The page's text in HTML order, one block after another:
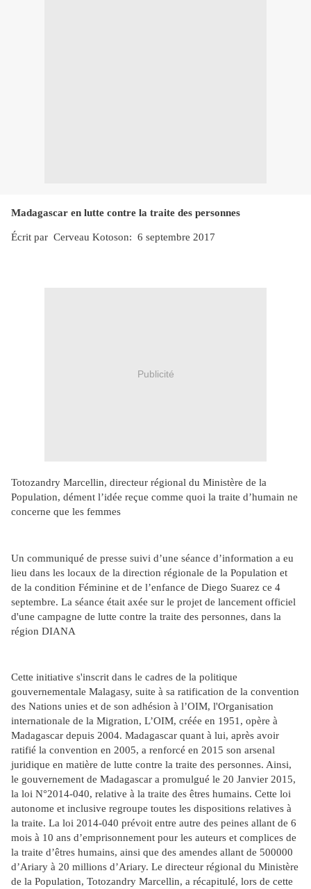
Madagascar en lutte contre la traite des personnes
Écrit par Cerveau Kotoson: 6 septembre 2017
Publicité
Totozandry Marcellin, directeur régional du Ministère de la
Population, dément l’idée reçue comme quoi la traite d’humain ne
concerne que les femmes
Un communiqué de presse suivi d’une séance d’information a eu
lieu dans les locaux de la direction régionale de la Population et
de la condition Féminine et de l’enfance de Diego Suarez ce 4
septembre. La séance était axée sur le projet de lancement officiel
d'une campagne de lutte contre la traite des personnes, dans la
région DIANA
Cette initiative s'inscrit dans le cadres de la politique
gouvernementale Malagasy, suite à sa ratification de la convention
des Nations unies et de son adhésion à l’OIM, l'Organisation
internationale de la Migration, L’OIM, créée en 1951, opère à
Madagascar depuis 2004. Madagascar quant à lui, après avoir
ratifié la convention en 2005, a renforcé en 2015 son arsenal
juridique en matière de lutte contre la traite des personnes. Ainsi,
le gouvernement de Madagascar a promulgué le 20 Janvier 2015,
la loi N°2014-040, relative à la traite des êtres humains. Cette loi
autonome et inclusive regroupe toutes les dispositions relatives à
la traite. La loi 2014-040 prévoit entre autre des peines allant de 6
mois à 10 ans d’emprisonnement pour les auteurs et complices de
la traite d’êtres humains, ainsi que des amendes allant de 500000
d’Ariary à 20 millions d’Ariary. Le directeur régional du Ministère
de la Population, Totozandry Marcellin, a récapitulé, lors de cette